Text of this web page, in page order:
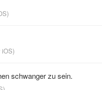
)
iΟS)
schwanger zu sein.